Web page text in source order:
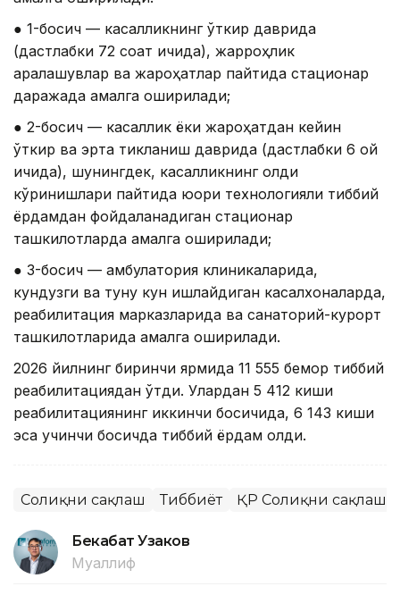
● 1-босқич — касалликнинг ўткир даврида
(дастлабки 72 соат ичида), жарроҳлик
аралашувлар ва жароҳатлар пайтида стационар
даражада амалга оширилади;
● 2-босқич — касаллик ёки жароҳатдан кейин
ўткир ва эрта тикланиш даврида (дастлабки 6 ой
ичида), шунингдек, касалликнинг қолдиқ
кўринишлари пайтида юқори технологияли тиббий
ёрдамдан фойдаланадиган стационар
ташкилотларда амалга оширилади;
● 3-босқич — амбулатория клиникаларида,
кундузги ва туну кун ишлайдиган касалхоналарда,
реабилитация марказларида ва санаторий-курорт
ташкилотларида амалга оширилади.
2026 йилнинг биринчи ярмида 11 555 бемор тиббий
реабилитациядан ўтди. Улардан 5 412 киши
реабилитациянинг иккинчи босқичида, 6 143 киши
эса учинчи босқичда тиббий ёрдам олди.
Соғлиқни сақлаш Тиббиёт ҚР Соғлиқни сақлаш
Бекабат Узаков
Муаллиф